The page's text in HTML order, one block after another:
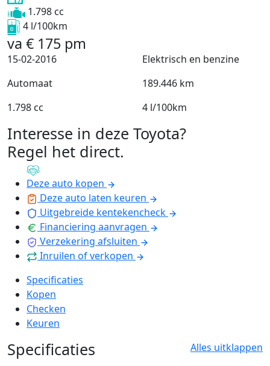
1.798 cc
4 l/100km
va € 175 pm
15-02-2016
Elektrisch en benzine
Automaat
189.446 km
1.798 cc
4 l/100km
Interesse in deze Toyota?
Regel het direct.
Deze auto kopen
Deze auto laten keuren
Uitgebreide kentekencheck
Financiering aanvragen
Verzekering afsluiten
Inruilen of verkopen
Specificaties
Kopen
Checken
Keuren
Specificaties Alles uitklappen